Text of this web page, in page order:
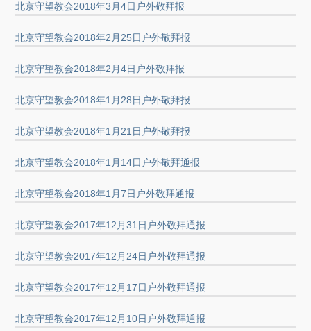
北京守望教会2018年3月4日户外敬拜报
北京守望教会2018年2月25日户外敬拜报
北京守望教会2018年2月4日户外敬拜报
北京守望教会2018年1月28日户外敬拜报
北京守望教会2018年1月21日户外敬拜报
北京守望教会2018年1月14日户外敬拜通报
北京守望教会2018年1月7日户外敬拜通报
北京守望教会2017年12月31日户外敬拜通报
北京守望教会2017年12月24日户外敬拜通报
北京守望教会2017年12月17日户外敬拜通报
北京守望教会2017年12月10日户外敬拜通报